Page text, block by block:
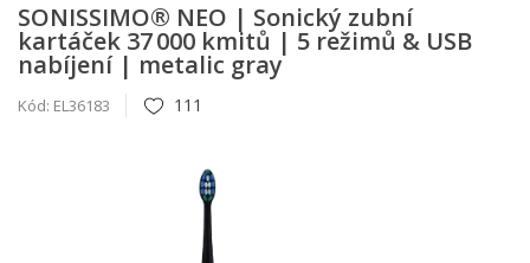
SONISSIMO® NEO | Sonický zubní
kartáček 37 000 kmitů | 5 režimů & USB
nabíjení | metalic gray
Kód: EL36183 111